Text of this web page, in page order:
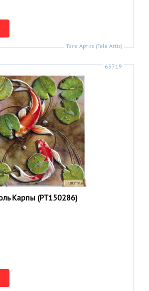
Тэла Артис (Tela Artis)
63719
Карпы (РТ150286)